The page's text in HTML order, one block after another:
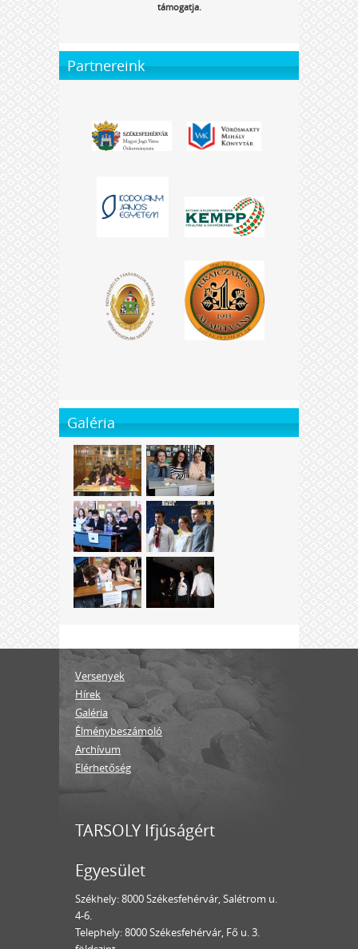
támogatja.
Partnereink
Galéria
Versenyek
Hírek
Galéria
Élménybeszámoló
Archívum
Elérhetőség
TARSOLY Ifjúságért
Egyesület
Székhely: 8000 Székesfehérvár, Salétrom u.
4-6.
Telephely: 8000 Székesfehérvár, Fő u. 3.